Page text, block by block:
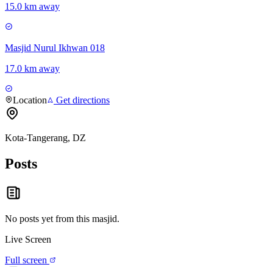
15.0 km away
Masjid Nurul Ikhwan 018
17.0 km away
Location Get directions
Kota-Tangerang, DZ
Posts
No posts yet from this masjid.
Live Screen
Full screen